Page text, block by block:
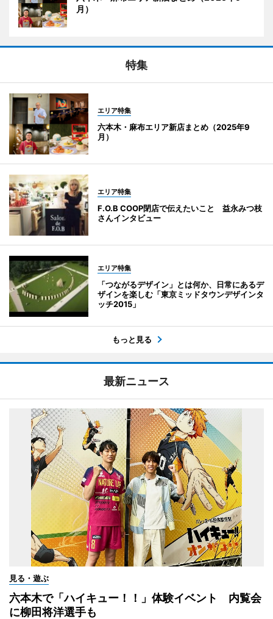
月）
特集
エリア特集
六本木・麻布エリア新店まとめ（2025年9
月）
エリア特集
F.O.B COOP閉店で伝えたいこと 益永みつ枝
さんインタビュー
エリア特集
「つながるデザイン」とは何か、日常にあるデ
ザインを楽しむ「東京ミッドタウンデザインタ
ッチ2015」
もっと見る
最新ニュース
見る・遊ぶ
六本木で「ハイキュー！！」体験イベント 内覧会
に柳田将洋選手も